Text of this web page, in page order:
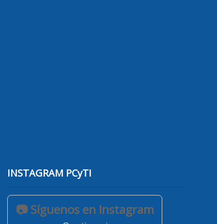
INSTAGRAM PCyTI
📷 Síguenos en Instagram